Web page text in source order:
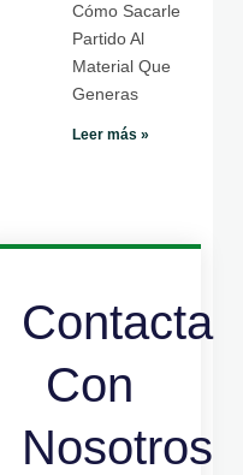
Cómo Sacarle
Partido Al
Material Que
Generas
Leer más »
Contacta
Con
Nosotros